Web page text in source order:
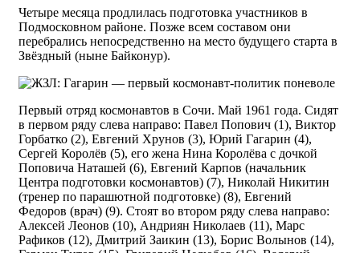
Четыре месяца продлилась подготовка участников в
Подмосковном районе. Позже всем составом они
перебрались непосредственно на место будущего старта в
Звёздный (ныне Байконур).
Первый отряд космонавтов в Сочи. Май 1961 года. Сидят
в первом ряду слева направо: Павел Попович (1), Виктор
Горбатко (2), Евгений Хрунов (3), Юрий Гагарин (4),
Сергей Королёв (5), его жена Нина Королёва с дочкой
Поповича Наташей (6), Евгений Карпов (начальник
Центра подготовки космонавтов) (7), Николай Никитин
(тренер по парашютной подготовке) (8), Евгений
Федоров (врач) (9). Стоят во втором ряду слева направо:
Алексей Леонов (10), Андриян Николаев (11), Марс
Рафиков (12), Дмитрий Заикин (13), Борис Волынов (14),